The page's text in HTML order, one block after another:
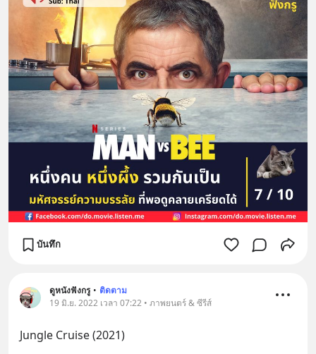
บันทึก
ดูหนังฟังกรู • ติดตาม
19 มิ.ย. 2022 เวลา 07:22 • ภาพยนตร์ & ซีรีส์
Jungle Cruise (2021)